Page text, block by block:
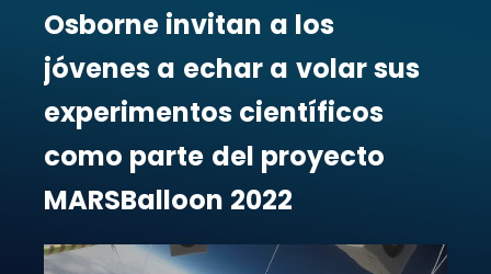
Osborne invitan a los
jóvenes a echar a volarsus
experimentos científicos
como parte del proyecto
MARSBalloon 2022